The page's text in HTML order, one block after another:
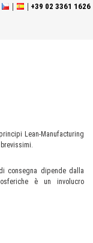
+39 02 3361 1626
Lean-Manufacturing
consegna dipende dalla
è un involucro